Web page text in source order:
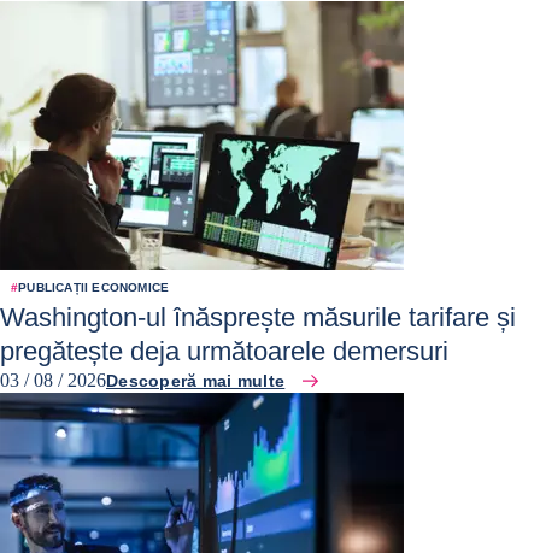
#PUBLICAȚII ECONOMICE
Washington-ul înăsprește măsurile tarifare și
pregătește deja următoarele demersuri
03 / 08 / 2026Descoperă mai multe